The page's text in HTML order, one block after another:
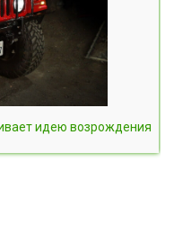
идею возрождения